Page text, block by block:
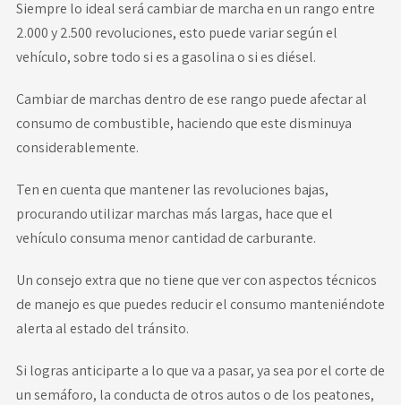
Siempre lo ideal será cambiar de marcha en un rango entre
2.000 y 2.500 revoluciones, esto puede variar según el
vehículo, sobre todo si es a gasolina o si es diésel.
Cambiar de marchas dentro de ese rango puede afectar al
consumo de combustible, haciendo que este disminuya
considerablemente.
Ten en cuenta que mantener las revoluciones bajas,
procurando utilizar marchas más largas, hace que el
vehículo consuma menor cantidad de carburante.
Un consejo extra que no tiene que ver con aspectos técnicos
de manejo es que puedes reducir el consumo manteniéndote
alerta al estado del tránsito.
Si logras anticiparte a lo que va a pasar, ya sea por el corte de
un semáforo, la conducta de otros autos o de los peatones,